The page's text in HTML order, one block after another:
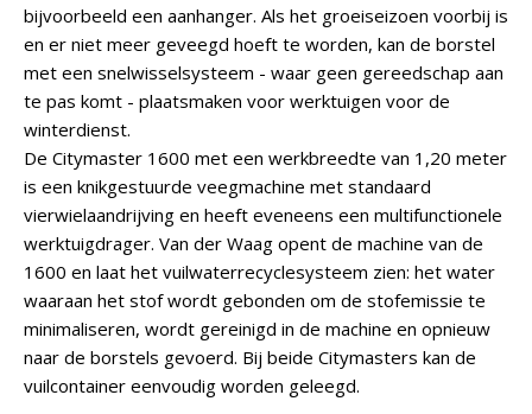
bijvoorbeeld een aanhanger. Als het groeiseizoen voorbij is
en er niet meer geveegd hoeft te worden, kan de borstel
met een snelwisselsysteem - waar geen gereedschap aan
te pas komt - plaatsmaken voor werktuigen voor de
winterdienst.
De Citymaster 1600 met een werkbreedte van 1,20 meter
is een knikgestuurde veegmachine met standaard
vierwielaandrijving en heeft eveneens een multifunctionele
werktuigdrager. Van der Waag opent de machine van de
1600 en laat het vuilwaterrecyclesysteem zien: het water
waaraan het stof wordt gebonden om de stofemissie te
minimaliseren, wordt gereinigd in de machine en opnieuw
naar de borstels gevoerd. Bij beide Citymasters kan de
vuilcontainer eenvoudig worden geleegd.